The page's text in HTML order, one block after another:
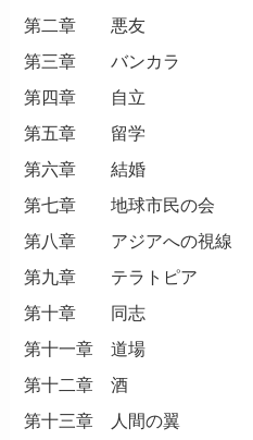
第二章 悪友
第三章 バンカラ
第四章 自立
第五章 留学
第六章 結婚
第七章 地球市民の会
第八章 アジアへの視線
第九章 テラトピア
第十章 同志
第十一章 道場
第十二章 酒
第十三章 人間の翼